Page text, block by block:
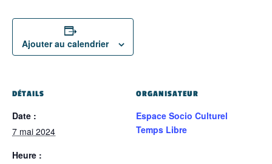
Ajouter au calendrier
DÉTAILS
Date :
7 mai 2024
Heure :
ORGANISATEUR
Espace Socio Culturel
Temps Libre